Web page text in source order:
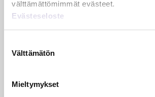
välttämättömimmät evästeet.
Evästeseloste
valinta
Välttämätön
Mieltymykset
veloitus, kulujen edelleen­
veloitus ja läpi­laskutus
15.5.2023 10 min